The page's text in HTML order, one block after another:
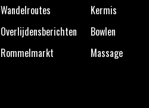
Wandelroutes
Overlijdensberichten
Rommelmarkt
Kermis
Bowlen
Massage